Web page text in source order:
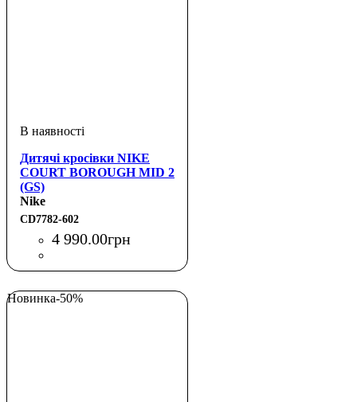
Дитячі кросівки NIKE
COURT BOROUGH MID 2
(GS)
Nike
CD7782-602
4 990.00грн
Новинка-50%